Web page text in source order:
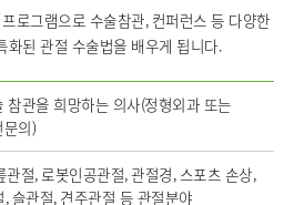
로그램으로 수술참관, 컨퍼런스 등 다양한
화된 관절 수술법을 배우게 됩니다.
참관을 희망하는 의사(정형외과 또는
의)
관절, 로봇인공관절, 관절경, 스포츠 손상,
슬관절, 견주관절 등 관절분야